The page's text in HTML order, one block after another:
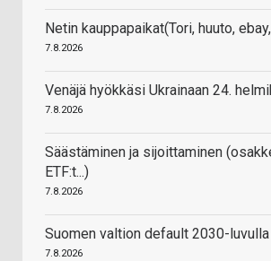
Netin kauppapaikat(Tori, huuto,
7.8.2026
Venäjä hyökkäsi Ukrainaan 24.
7.8.2026
Säästäminen ja sijoittaminen
ETF:t...)
7.8.2026
Suomen valtion default 2030-luvulla
7.8.2026